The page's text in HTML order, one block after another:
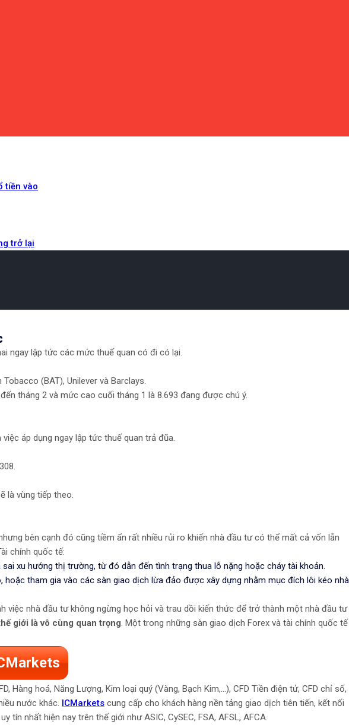
tiền vào
trở lại
ngay lập tức các mức thuế quan có đi có lại.​
(BAT), Unilever và Barclays.
tháng 2 và mức cao cuối tháng 1 là 8.693 đang được chú ý.
áp dụng ngay lập tức thuế quan trả đũa.
là vùng tiếp theo.
bên cạnh đó cũng tiềm ẩn rất nhiều rủi ro khiến nhà đầu tư có thể mất cả vốn lẫn
chính quốc tế:
xu hướng thị trường, từ đó dẫn đến tình trạng thua lỗ nặng hoặc cháy tài khoản.
tham gia vào các sàn giao dịch lừa đảo được xây dựng nhằm mục đích lôi kéo nhà
việc nhà đầu tư không ngừng học hỏi và trau dồi kiến thức để trở thành một nhà đầu tư
giới là vô cùng quan trọng. Một trong những sàn giao dịch Forex và tài chính quốc tế
hoá, Năng Lượng, Kim loại quý (Vàng, Bạch Kim,...), CFD Tiền điện tử, CFD chỉ số,
nước khác. ICMarkets cung cấp cho khách hàng nền tảng giao dịch tiên tiến, kết nối
nhất hiện nay trên thế giới như ASIC, CySEC, FSA, AFSL, AFCA.